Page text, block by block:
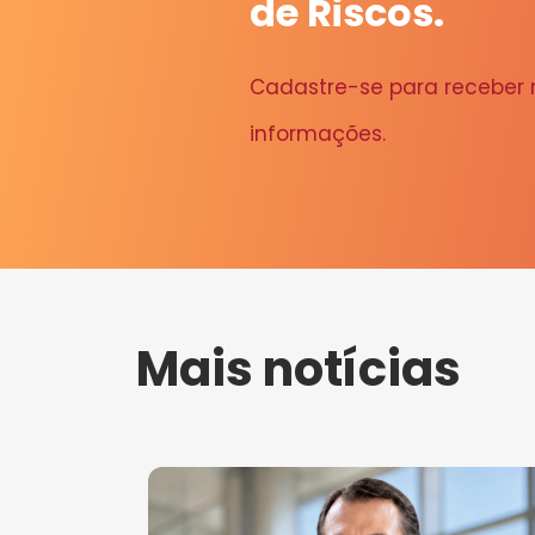
de Riscos.
Cadastre-se para receber
informações.
Mais notícias